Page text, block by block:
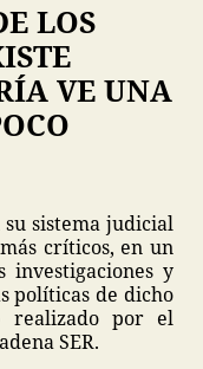
LOS
VE UNA
su sistema judicial
críticos, en un
investigaciones y
políticas de dicho
realizado por el
SER.